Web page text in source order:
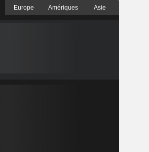
Europe Amériques Asie